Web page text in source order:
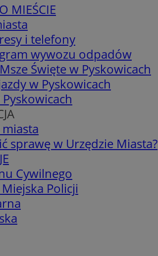
MIEŚCIE
i telefony
wywozu odpadów
Święte w Pyskowicach
w Pyskowicach
sprawę w Urzędzie Miasta?
Cywilnego
Policji